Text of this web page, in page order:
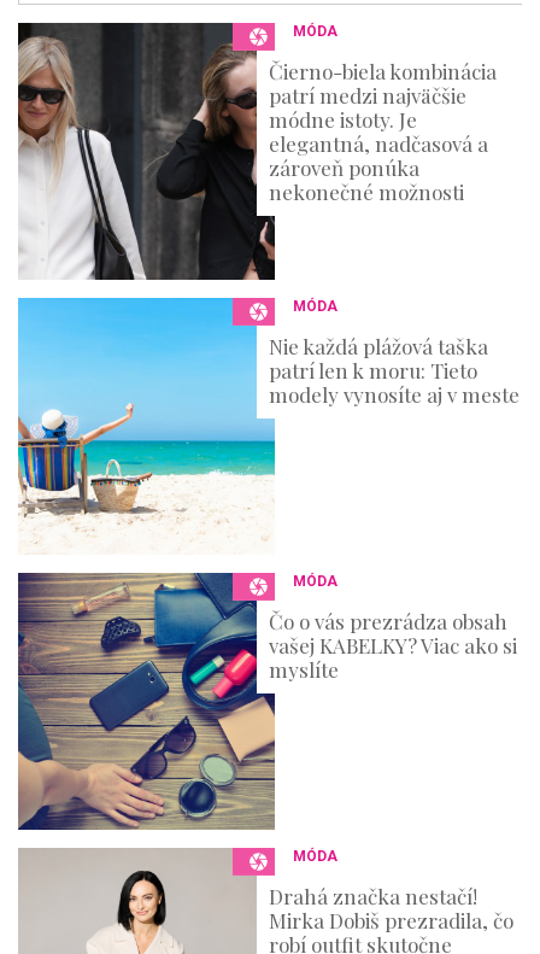
MÓDA
Čierno-biela kombinácia
patrí medzi najväčšie
módne istoty. Je
elegantná, nadčasová a
zároveň ponúka
nekonečné možnosti
MÓDA
Nie každá plážová taška
patrí len k moru: Tieto
modely vynosíte aj v meste
MÓDA
Čo o vás prezrádza obsah
vašej KABELKY? Viac ako si
myslíte
MÓDA
Drahá značka nestačí!
Mirka Dobiš prezradila, čo
robí outfit skutočne